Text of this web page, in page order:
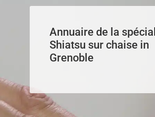
Annuaire de la
Shiatsu sur chaise in
Grenoble